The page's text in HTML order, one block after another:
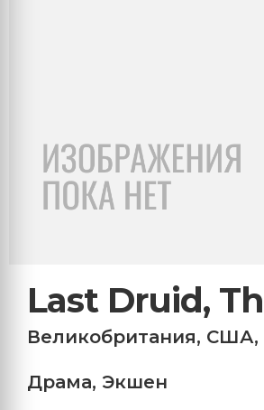
Last Druid,
Великобритания, США,
Драма, Экшен